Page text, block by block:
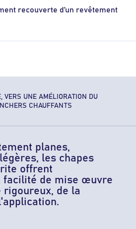
recouverte d’un revêtement
VERS UNE AMÉLIORATION DU
CHAUFFANTS
planes,
les chapes
offrent
facilité de mise œuvre
de la